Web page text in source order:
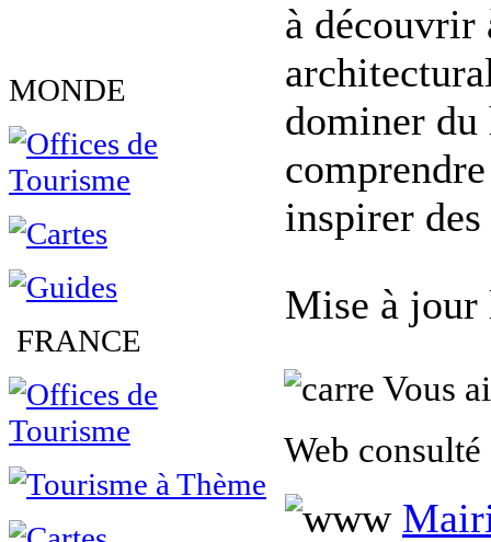
MONDE
FRANCE
à découvrir
dominer du
inspirer
Mise à jour
Vous
Web